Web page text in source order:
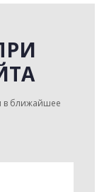
в ближайшее